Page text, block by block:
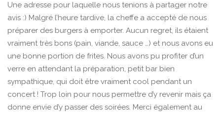
Une adresse pour laquelle nous tenions à partager notre
avis :) Malgré l’heure tardive, la cheffe a accepté de nous
préparer des burgers à emporter. Aucun regret, ils étaient
vraiment très bons (pain, viande, sauce …) et nous avons eu
une bonne portion de frites. Nous avons pu profiter d’un
verre en attendant la préparation, petit bar bien
sympathique, qui doit être vraiment cool pendant un
concert ! Trop loin pour nous permettre d’y revenir mais ça
donne envie d’y passer des soirées. Merci également au